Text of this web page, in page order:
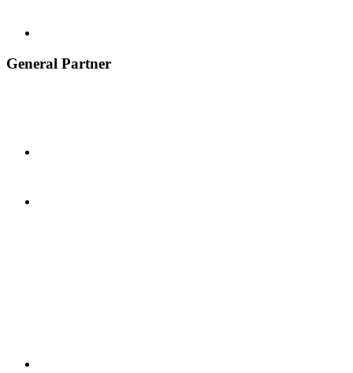
General Partner